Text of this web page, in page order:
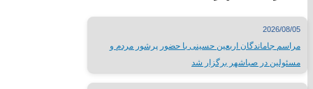
2026/08/05
مراسم جاماندگان اربعین حسینی با حضور پرشور مردم و
مسئولین در صباشهر برگزار شد
مطبوعات کشور
شبکه های صدا و سیما
لینک های محلی